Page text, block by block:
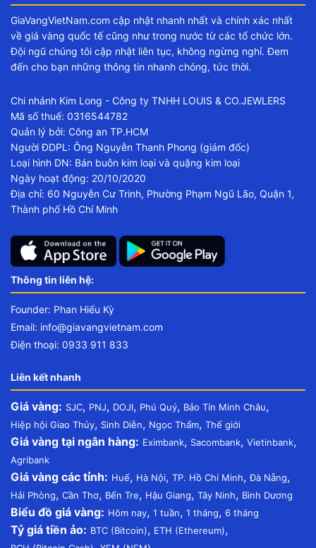
GiaVangVietNam.com cập nhật nhanh nhất và chính xác nhất
về giá vàng quốc tế cũng như trong nước từ các tổ chức lớn.
Đội ngũ chúng tôi cập nhật liên tục, không ngừng nghỉ. Đem
đến cho bạn những thông tin nhanh chóng, tức thời.
Chi nhánh Kim Long - Công ty TNHH LOUIS & CO.JEWLERS
Mã số thuế: 0316544782
Quản lý bởi: Công an TP.HCM
Người ĐDPL: Ông Nguyễn Thanh Phong (giám đốc)
Loại hình DN: Bán buôn kim loại và quặng kim loại
Ngày hoạt động: 20/10/2020
Địa chỉ: 60 Nguyễn Cư Trinh, Phường Phạm Ngũ Lão, Quận 1,
Thành phố Hồ Chí Minh
Thông tin liên hệ:
Founder: Phan Hiếu Kỳ
Email: info@giavangvietnam.com
Điện thoại: 0933 911 833
Liên kết nhanh
Giá vàng: SJC, PNJ, DOJI, Phú Quý, Bảo Tín Minh Châu,
Hiệp hội Giao Thủy, Sinh Diễn, Ngọc Thẩm, Thế giới
Giá vàng tại ngân hàng: Eximbank, Sacombank, Vietinbank,
Agribank
Giá vàng các tỉnh: Huế, Hà Nội, TP. Hồ Chí Minh,Đà Nẵng,
Hải Phòng, Cần Thơ, Bến Tre, Hậu Giang, Tây Ninh, Bình Dương
Biểu đồ giá vàng: Hôm nay, 1 tuần, 1 tháng, 6 tháng
Tỷ giá tiền ảo: BTC (Bitcoin), ETH (Ethereum),